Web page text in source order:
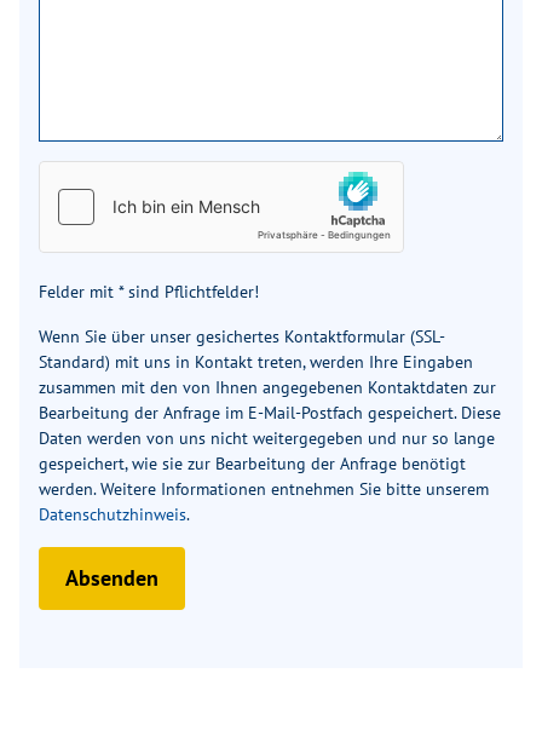
Felder mit * sind Pflichtfelder!
Wenn Sie über unser gesichertes Kontaktformular (SSL-
Standard) mit uns in Kontakt treten, werden Ihre Eingaben
zusammen mit den von Ihnen angegebenen Kontaktdaten zur
Bearbeitung der Anfrage im E-Mail-Postfach gespeichert. Diese
Daten werden von uns nicht weitergegeben und nur so lange
gespeichert, wie sie zur Bearbeitung der Anfrage benötigt
werden. Weitere Informationen entnehmen Sie bitte unserem
Datenschutzhinweis.
Absenden